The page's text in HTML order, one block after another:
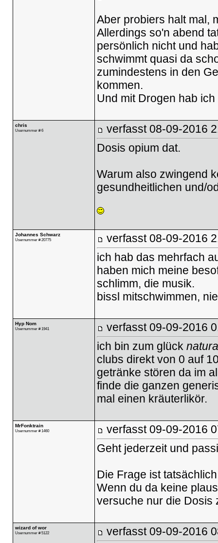
Aber probiers halt mal,
Allerdings so'n abend
persönlich nicht und
schwimmt quasi da
zumindestens in den
kommen.
Und mit Drogen hab
chris
Usernummer # 6 verfasst 08-09-2016
Dosis opium dat.
Warum also zwingend
gesundheitlichen und/
Johannes Schwarz
Usernummer # 20775 verfasst 08-09-2016
ich hab das mehrfach
haben mich meine
schlimm, die musik.
bissl mitschwimmen,
Hyp Nom
Usernummer # 1941 verfasst 09-09-2016
ich bin zum glück
clubs direkt von 0 auf
getränke stören da im
finde die ganzen
mal einen kräuterlikör.
MrFonktrain
Usernummer # 1460 verfasst 09-09-2016
Geht jederzeit und
Die Frage ist
Wenn du da keine
versuche nur die
wizard of wor
Usernummer # 5122 verfasst 09-09-2016